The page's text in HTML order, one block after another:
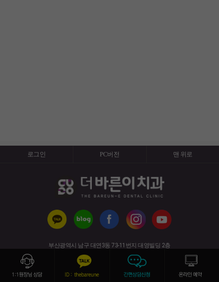
로그인 PC버전 맨 위로
부산광역시 남구 대연3동 73-11번지 대영빌딩 2층
(경성대·부경대역 6번 출구)
사업자번호 : 617-91-50820 전화번호 : 051-626-7528
copyright (c) 2019 All rights reserved.